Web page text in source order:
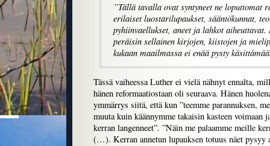
”Tällä tavalla ovat syntyneet ne loputtomat
erilaiset luostarilupaukset, sääntökunnat,
pyhiinvaellukset, aneet ja lahkot
peräisin sellainen kirjojen, kiistojen ja
kukaan maailmassa ei enää pysty
Tässä vaiheessa Luther ei vielä nähnyt ennalta,
hänen reformaatiostaan oli seuraava. Hänen
ymmärrys siitä, että kun ”teemme parannuksen,
muuta kuin käännymme takaisin kasteen voimaan
kerran langenneet”. ”Näin me palaamme meille
(…). Kerran annetun lupauksen totuus näet pysyy